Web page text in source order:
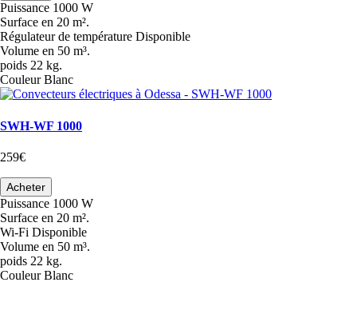
Puissance 1000 W
Surface en 20 m².
Régulateur de température Disponible
Volume en 50 m³.
poids 22 kg.
Couleur Blanc
SWH-WF 1000
259€
Acheter
Puissance 1000 W
Surface en 20 m².
Wi-Fi Disponible
Volume en 50 m³.
poids 22 kg.
Couleur Blanc